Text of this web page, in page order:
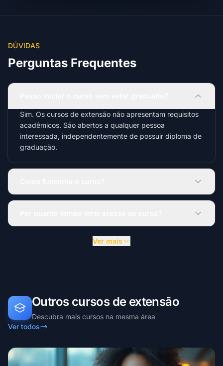
DÚVIDAS
Perguntas Frequentes
Sim. Os cursos de extensão não apresentam requisitos
acadêmicos. São abertos a qualquer pessoa
interessada, independentemente de possuir diploma de
graduação.
Ver mais
Outros cursos de extensão
Descubra mais cursos na mesma área
Ver todos